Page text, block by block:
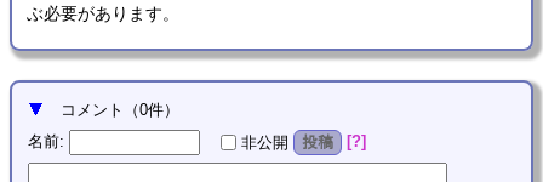
ぶ必要があります。
コメント （0件）
名前: 非公開 投稿 ?